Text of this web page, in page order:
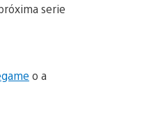
serie
o a